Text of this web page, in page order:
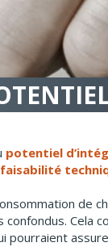
potentiel
de
Cela
pourraient